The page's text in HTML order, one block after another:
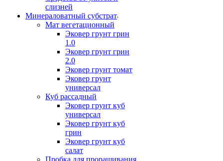
слизней
Минераловатный субстрат
Мат вегетационный
Эковер грунт грин
1.0
Эковер грунт грин
2.0
Эковер грунт томат
Эковер грунт
универсал
Куб рассадный
Эковер грунт куб
универсал
Эковер грунт куб
грин
Эковер грунт куб
салат
Пробка для проращивания